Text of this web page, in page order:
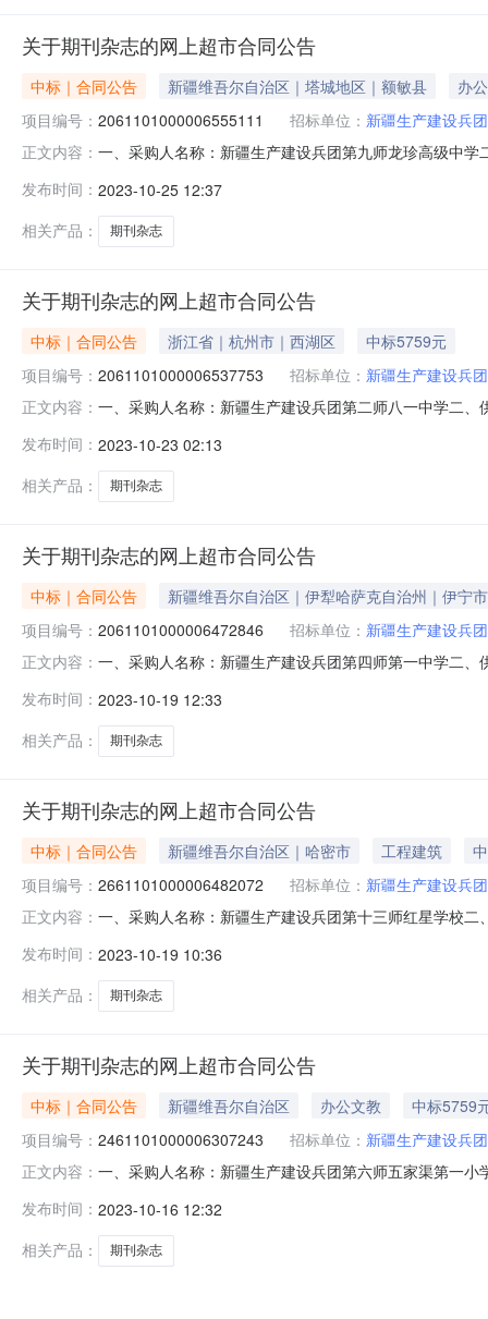
关于期刊杂志的网上超市合同公告
中标｜合同公告 新疆维吾尔自治区｜塔城地区｜额敏县
办
项目编号： 2061101000006555111 招标单位： 新疆生产建设兵
正文内容： 一、采购人名称：新疆生产建设兵团第九师龙珍高级中
ISSN2096-3742,CN31-2141/G4期刊杂志无品牌
发布时间： 2023-10-25 12:37
相关产品：
期刊杂志
关于期刊杂志的网上超市合同公告
中标｜合同公告 浙江省｜杭州市｜西湖区
中标5759元
项目编号： 2061101000006537753 招标单位： 新疆生产建设兵
正文内容： 一、采购人名称：新疆生产建设兵团第二师八一中学二
ISSN2096-3742,CN31-2141/G4期刊杂志无品牌
发布时间： 2023-10-23 02:13
相关产品：
期刊杂志
关于期刊杂志的网上超市合同公告
中标｜合同公告
新疆维吾尔自治区｜伊犁哈萨克自治州｜伊宁市
项目编号： 2061101000006472846 招标单位： 新疆生产建设兵
正文内容： 一、采购人名称：新疆生产建设兵团第四师第一中学二
ISSN2096-3742,CN31-2141/G4期刊杂志无品牌
发布时间： 2023-10-19 12:33
相关产品：
期刊杂志
关于期刊杂志的网上超市合同公告
中标｜合同公告 新疆维吾尔自治区｜哈密市 工程建筑
项目编号： 2661101000006482072 招标单位： 新疆生产建设兵
正文内容： 一、采购人名称：新疆生产建设兵团第十三师红星学校
ISSN2096-3742,CN31-2141/G4期刊杂志无品牌
发布时间： 2023-10-19 10:36
相关产品：
期刊杂志
关于期刊杂志的网上超市合同公告
中标｜合同公告 新疆维吾尔自治区 办公文教
中标5759
项目编号： 2461101000006307243 招标单位： 新疆生产建设兵
正文内容： 一、采购人名称：新疆生产建设兵团第六师五家渠第一
杂志ISSN2096-3742,CN31-2141/G4期刊杂志无品牌
发布时间： 2023-10-16 12:32
相关产品：
期刊杂志